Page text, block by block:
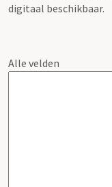
digitaal beschikbaar.
Alle velden